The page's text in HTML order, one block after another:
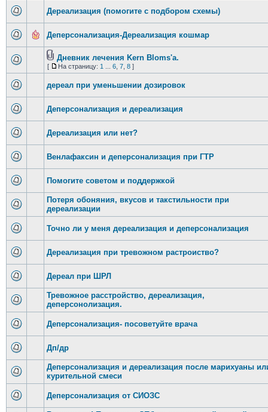
Дереализация (помогите с подбором схемы)
Деперсонализация-Дереализация кошмар
Дневник лечения Kern Bloms'a.
[ На страницу: 1 6, 7, 8]
дереал при уменьшении дозировок
Деперсонализация и дереализация
Дереализация или нет?
Венлафаксин и деперсонализация при ГТР
Помогите советом и поддержкой
Потеря обоняния, вкусов и такстильности при
дереализации
Точно ли у меня дереализация и деперсонализация
Дереализация при тревожном растроиство?
Дереал при ШРЛ
Тревожное расстройство, дереализация,
деперсонолизация.
Деперсонализация- посоветуйте врача
Дп/др
Деперсонализация и дереализация после марихуаны
курительной смеси
Деперсонализация от СИОЗС